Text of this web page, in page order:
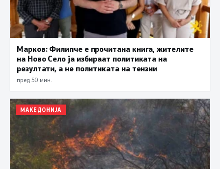
Марков: Филипче е прочитана книга, жителите
на Ново Село ја избираат политиката на
резултати, а не политиката на тензии
пред 50 мин.
МАКЕДОНИЈА